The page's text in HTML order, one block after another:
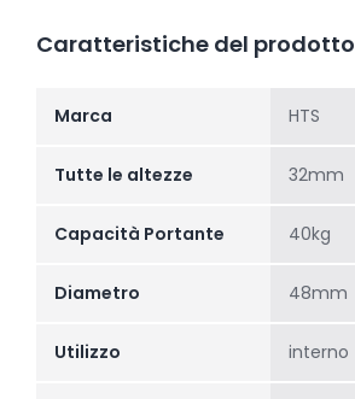
Caratteristiche del prodotto
Marca HTS
Tutte le altezze 32mm
Capacità Portante 40kg
Diametro 48mm
Utilizzo interno